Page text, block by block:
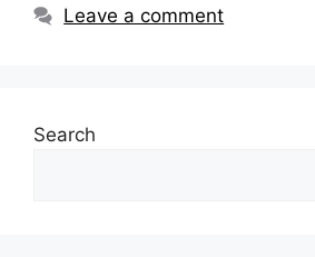
Leave a comment
Search